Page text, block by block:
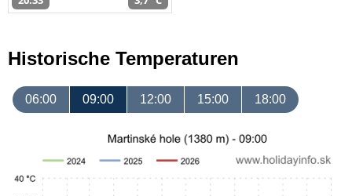
Historische Temperaturen
06:00 09:00 12:00 15:00 18:00